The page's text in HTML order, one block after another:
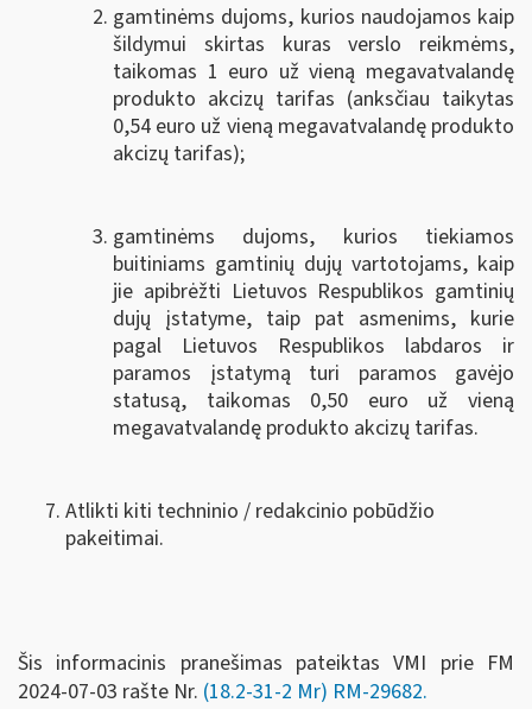
gamtinėms dujoms, kurios naudojamos kaip
šildymui skirtas kuras verslo reikmėms,
taikomas 1 euro už vieną megavatvalandę
produkto akcizų tarifas (anksčiau taikytas
0,54 euro už vieną megavatvalandę produkto
akcizų tarifas);
gamtinėms dujoms, kurios tiekiamos
buitiniams gamtinių dujų vartotojams, kaip
jie apibrėžti Lietuvos Respublikos gamtinių
dujų įstatyme, taip pat asmenims, kurie
pagal Lietuvos Respublikos labdaros ir
paramos įstatymą turi paramos gavėjo
statusą, taikomas 0,50 euro už vieną
megavatvalandę produkto akcizų tarifas.
Atlikti kiti techninio / redakcinio pobūdžio
pakeitimai.
Šis informacinis pranešimas pateiktas VMI prie FM
2024-07-03 rašte Nr. (18.2-31-2 Mr) RM-29682.